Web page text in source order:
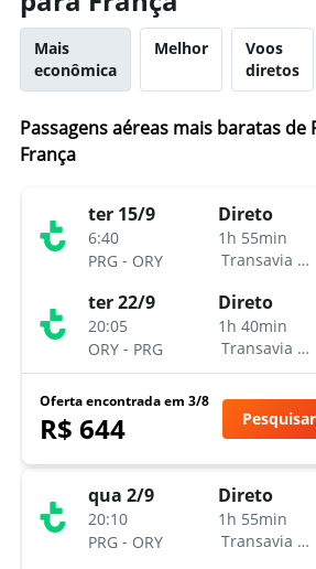
Mais
econômica
Melhor
Voos
diretos
Passagens aéreas mais baratas de
França
ter 15/9
6:40
PRG - ORY
Direto
1h 55min
Transavia
ter 22/9
20:05
ORY - PRG
Direto
1h 40min
Transavia
Oferta encontrada em 3/8
R$ 644 Pesquisar
qua 2/9
20:10
PRG - ORY
Direto
1h 55min
Transavia